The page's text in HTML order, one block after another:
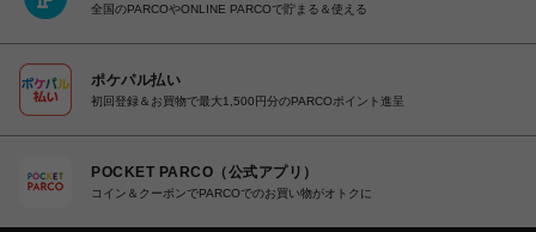
全国のPARCOやONLINE PARCOで貯まる＆使える
ポケパル払い
初回登録＆お買物で最大1,500円分のPARCOポイント進呈
POCKET PARCO（公式アプリ）
コイン＆クーポンでPARCOでのお買い物がオトクに